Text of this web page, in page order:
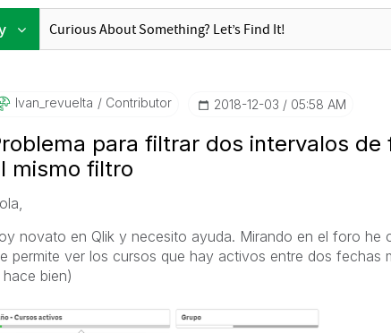
Ivan_revuelta Contributor ‎2018-12-03 05:58 AM
para filtrar dos intervalos
mismo filtro
novato en Qlik y necesito ayuda. Mirando en el foro he
permite ver los cursos que hay activos entre dos fechas
hace bien)